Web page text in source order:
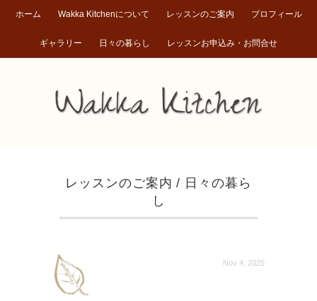
ホーム Wakka Kitchenについて レッスンのご案内 プロフィール
ギャラリー 日々の暮らし レッスンお申込み・お問合せ
レッスンのご案内 / 日々の暮ら
し
Nov 4, 2025